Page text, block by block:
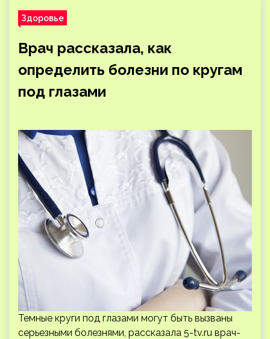
Здоровье
Врач рассказала, как
определить болезни по кругам
под глазами
Темные круги под глазами могут быть вызваны
серьезными болезнями, рассказала 5-tv.ru врач-